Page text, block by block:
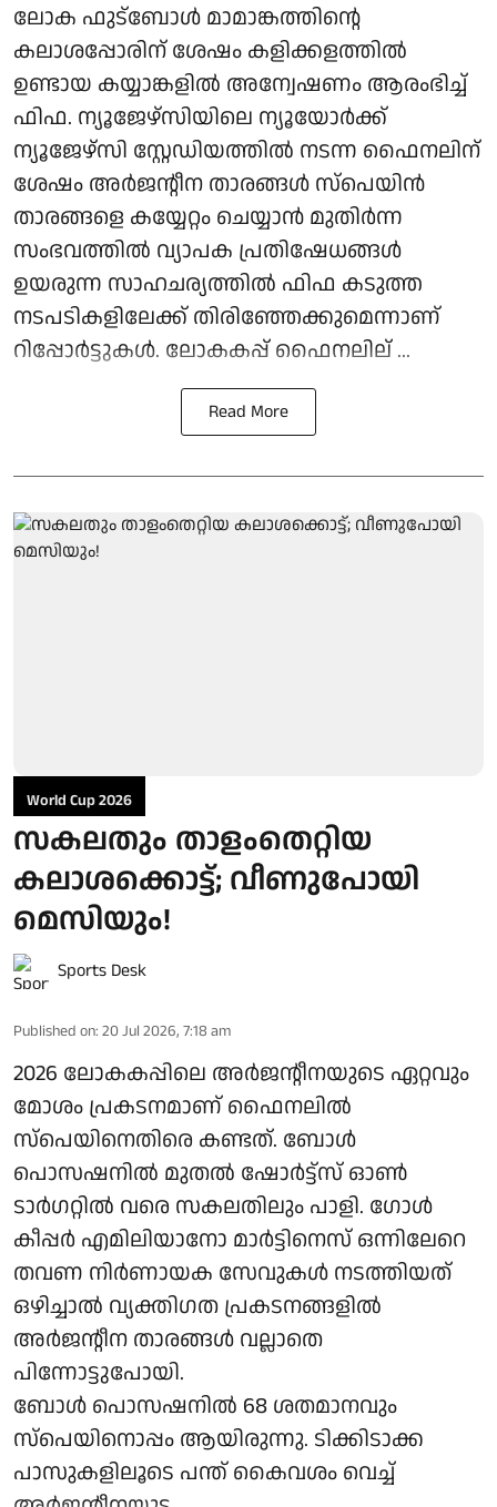
ലോക ഫുട്‌ബോള്‍ മാമാങ്കത്തിന്റെ
കലാശപ്പോരിന് ശേഷം കളിക്കളത്തില്‍
ഉണ്ടായ കയ്യാങ്കളില്‍ അന്വേഷണം ആരംഭിച്ച്
ഫിഫ. ന്യൂജേഴ്സിയിലെ ന്യൂയോര്‍ക്ക്
ന്യൂജേഴ്സി സ്റ്റേഡിയത്തില്‍ നടന്ന ഫൈനലിന്
ശേഷം അര്‍ജന്റീന താരങ്ങള്‍ സ്‌പെയിന്‍
താരങ്ങളെ കയ്യേറ്റം ചെയ്യാന്‍ മുതിര്‍ന്ന
സംഭവത്തില്‍ വ്യാപക പ്രതിഷേധങ്ങള്‍
ഉയരുന്ന സാഹചര്യത്തില്‍ ഫിഫ കടുത്ത
നടപടികളിലേക്ക് തിരിഞ്ഞേക്കുമെന്നാണ്
റിപ്പോര്‍ട്ടുകള്‍. ലോകകപ്പ് ഫൈനലില് ...
Read More
World Cup 2026
സകലതും താളംതെറ്റിയ
കലാശക്കൊട്ട്; വീണുപോയി
മെസിയും!
Sports Desk
Published on: 20 Jul 2026, 7:18 am
2026 ലോകകപ്പിലെ അർജന്റീനയുടെ ഏറ്റവും
മോശം പ്രകടനമാണ് ഫൈനലിൽ
സ്‌പെയിനെതിരെ കണ്ടത്. ബോൾ
പൊസഷനിൽ മുതൽ ഷോർട്ട്‌സ് ഓൺ
ടാർഗറ്റിൽ വരെ സകലതിലും പാളി. ഗോൾ
കീപ്പർ എമിലിയാനോ മാർട്ടിനെസ് ഒന്നിലേറെ
തവണ നിർണായക സേവുകൾ നടത്തിയത്
ഒഴിച്ചാൽ വ്യക്തിഗത പ്രകടനങ്ങളിൽ
അർജന്റീന താരങ്ങൾ വല്ലാതെ
പിന്നോട്ടുപോയി.
ബോൾ പൊസഷനിൽ 68 ശതമാനവും
സ്‌പെയിനൊപ്പം ആയിരുന്നു. ടിക്കിടാക്ക
പാസുകളിലൂടെ പന്ത് കൈവശം വെച്ച്